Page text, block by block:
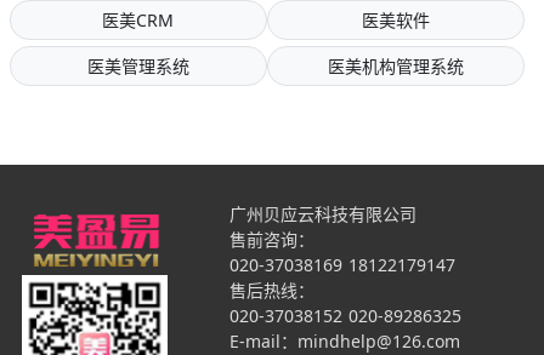
医美CRM
医美软件
医美管理系统
医美机构管理系统
广州贝应云科技有限公司
售前咨询：
020-37038169 18122179147
售后热线：
020-37038152 020-89286325
E-mail：mindhelp@126.com